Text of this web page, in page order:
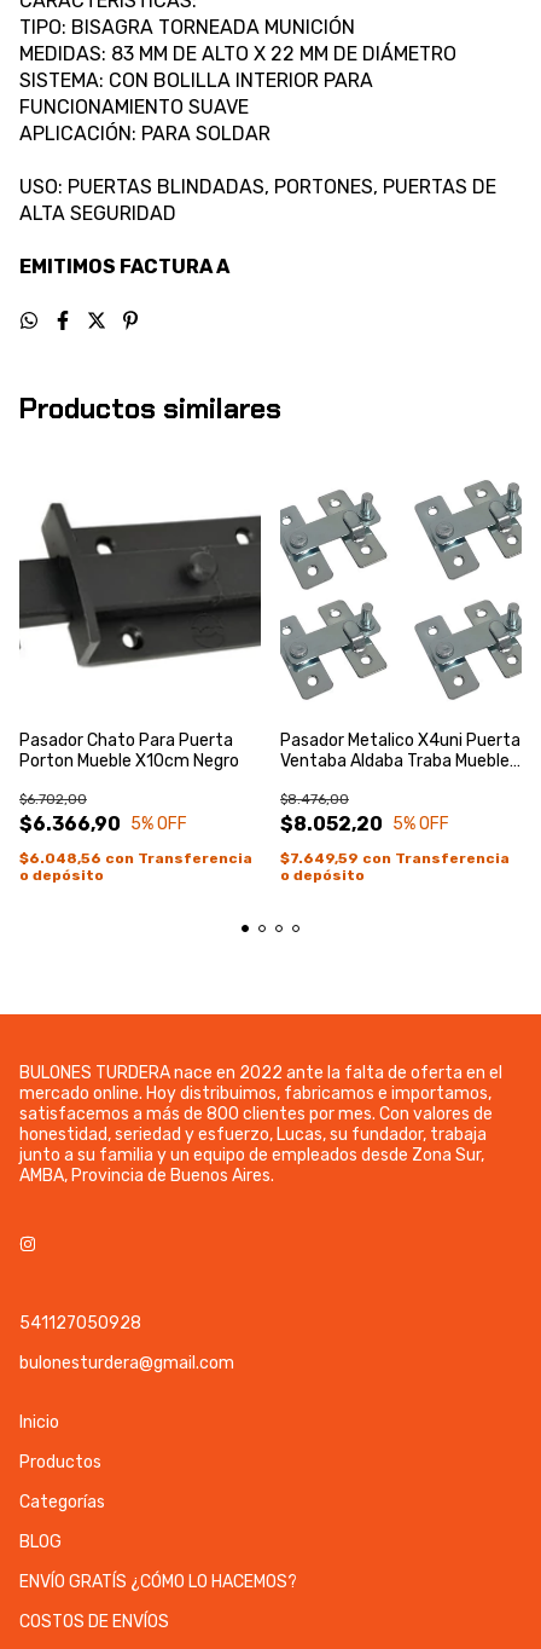
TIPO: BISAGRA TORNEADA MUNICIÓN
MEDIDAS: 83 MM DE ALTO X 22 MM DE DIÁMETRO
SISTEMA: CON BOLILLA INTERIOR PARA
FUNCIONAMIENTO SUAVE
APLICACIÓN: PARA SOLDAR
USO: PUERTAS BLINDADAS, PORTONES, PUERTAS DE
ALTA SEGURIDAD
EMITIMOS FACTURA A
Productos similares
Pasador Chato Para Puerta
Porton Mueble X10cm Negro
$6.366,90
$6.702,00
5% OFF
$6.048,56 con Transferencia
o depósito
Pasador Metalico X4uni Puerta
Ventaba Aldaba Traba Mueble
$8.052,20
$8.476,00
5% OFF
$7.649,59 con Transferencia
o depósito
BULONES TURDERA nace en 2022 ante la falta de oferta en el
mercado online. Hoy distribuimos, fabricamos e importamos,
satisfacemos a más de 800 clientes por mes. Con valores de
honestidad, seriedad y esfuerzo, Lucas, su fundador, trabaja
junto a su familia y un equipo de empleados desde Zona Sur,
AMBA, Provincia de Buenos Aires.
541127050928
bulonesturdera@gmail.com
Inicio
Productos
Categorías
BLOG
ENVÍO GRATÍS ¿CÓMO LO HACEMOS?
COSTOS DE ENVÍOS